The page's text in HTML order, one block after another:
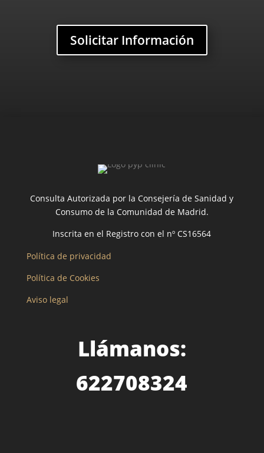
Solicitar Información
Consulta Autorizada por la Consejería de Sanidad y
Consumo de la Comunidad de Madrid.
Inscrita en el Registro con el nº CS16564
Política de privacidad
Política de Cookies
Aviso legal
Llámanos:
622708324